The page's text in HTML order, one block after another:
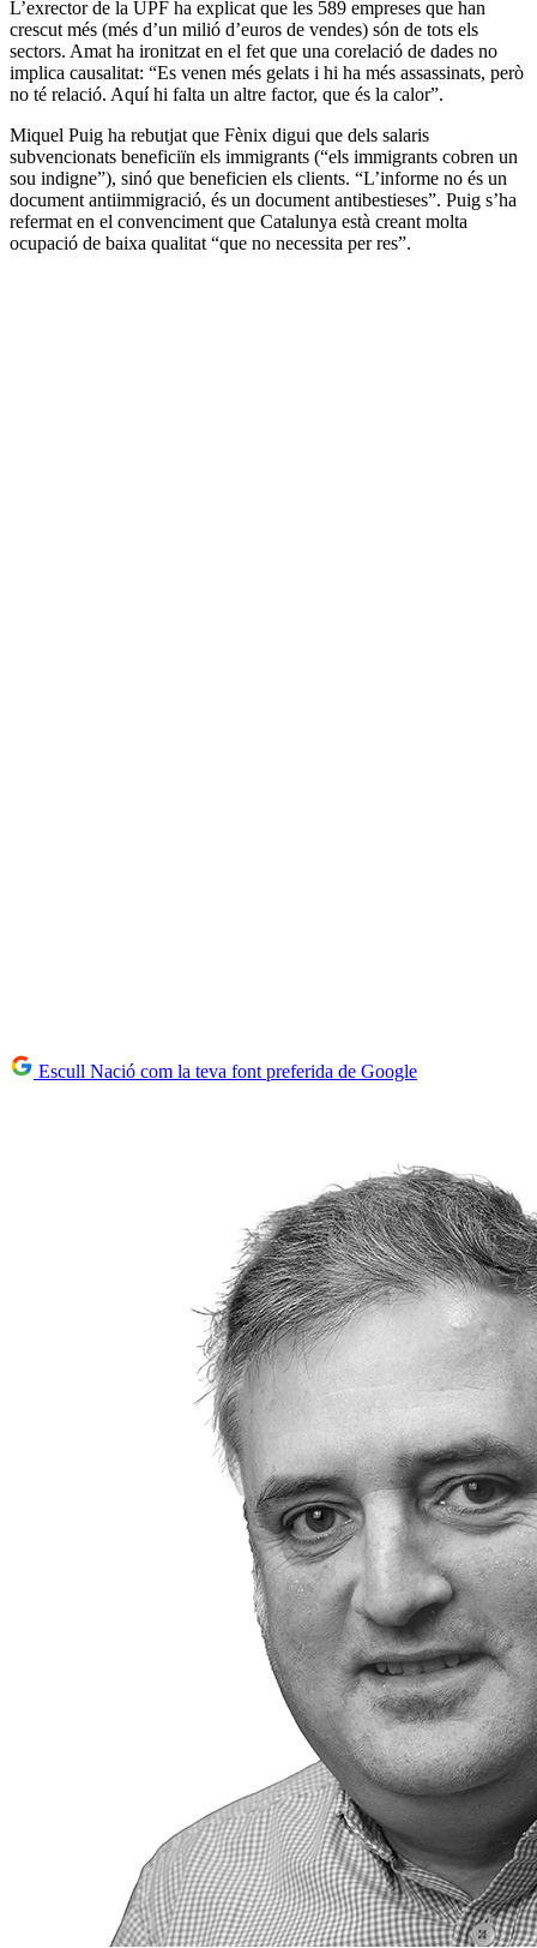
L’exrector de la UPF ha explicat que les 589 empreses que han
crescut més (més d’un milió d’euros de vendes) són de tots els
sectors. Amat ha ironitzat en el fet que una corelació de dades no
implica causalitat: “Es venen més gelats i hi ha més assassinats, però
no té relació. Aquí hi falta un altre factor, que és la calor”.
Miquel Puig ha rebutjat que Fènix digui que dels salaris
subvencionats beneficiïn els immigrants (“els immigrants cobren un
sou indigne”), sinó que beneficien els clients. “L’informe no és un
document antiimmigració, és un document antibestieses”. Puig s’ha
refermat en el convenciment que Catalunya està creant molta
ocupació de baixa qualitat “que no necessita per res”.
Escull Nació com la teva font preferida de Google